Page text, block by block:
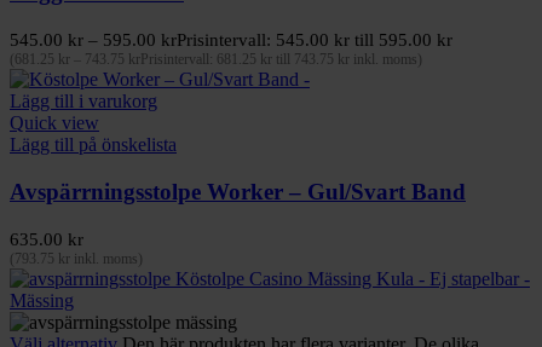
545.00 kr – 595.00 krPrisintervall: 545.00 kr till 595.00 kr
681.25 kr 743.75 kr Prisintervall: 681.25 kr till 743.75 kr inkl. moms)
Lägg till i varukorg
Quick view
Lägg till på önskelista
Avspärrningsstolpe Worker – Gul/Svart Band
635.00 kr
( 793.75 kr inkl. moms)